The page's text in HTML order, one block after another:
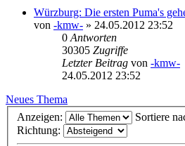
Würzburg: Die ersten Puma's
von -kmw- » 24.05.2012 23:52
0 Antworten
30305 Zugriffe
Letzter Beitrag von -kmw-
24.05.2012 23:52
Neues Thema
Anzeigen:
Sortiere
Richtung: